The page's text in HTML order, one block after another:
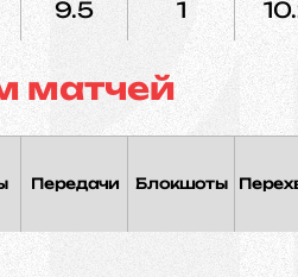
9.5 1
матчей
Передачи Блокшоты